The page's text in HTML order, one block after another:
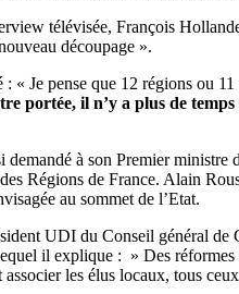
télévisée, François
découpage ».
: « Je pense que 12 régions ou
portée, il n’y a plus de
demandé à son Premier
Régions de France. Alain
au sommet de l’Etat.
UDI du Conseil général de
il explique : » Des réformes
associer les élus locaux, tous